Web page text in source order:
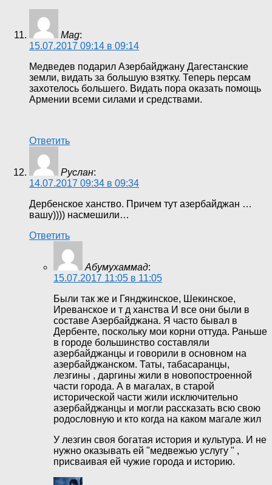
Mag:
15.07.2017 09:14 в 09:14
Медведев подарил Азербайджану Дагестанские
земли, видать за большую взятку. Теперь персам
захотелось большего. Видать пора оказать помощь
Армении всеми силами и средствами.
Ответить
Руслан:
14.07.2017 09:34 в 09:34
Дербенское ханство. Причем тут азербайджан …
вашу)))) насмешили…
Ответить
Абумухаммад:
15.07.2017 11:05 в 11:05
Были так же и Гянджинское, Шекинское,
Иреванское и т д ханства И все они были в
составе Азербайджана. Я часто бывал в
Дербенте, поскольку мои корни оттуда. Раньше
в городе большинство составляли
азербайджанцы и говорили в основном на
азербайджанском. Таты, табасаранцы,
лезгины , даргины жили в новопостроенной
части города. А в магалах, в старой
исторической части жили исключительно
азербайджанцы и могли рассказать всю свою
родословную и кто когда на каком магале жил
У лезгин своя богатая история и культура. И не
нужно оказывать ей "медвежью услугу " ,
присваивая ей чужие города и историю.